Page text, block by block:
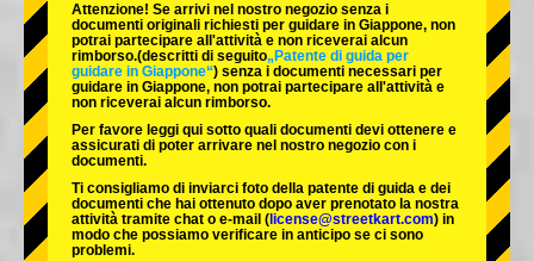
Okinawa
Attenzione! Se arrivi nel nostro negozio senza i
documenti originali richiesti per guidare in Giappone, non
potrai partecipare all'attività e non riceverai alcun
rimborso.(descritti di seguito„Patente di guida per
guidare in Giappone“) senza i documenti necessari per
guidare in Giappone, non potrai partecipare all'attività e
non riceverai alcun rimborso.
Per favore leggi qui sotto quali documenti devi ottenere e
assicurati di poter arrivare nel nostro negozio con i
documenti.
Ti consigliamo di inviarci foto della patente di guida e dei
documenti che hai ottenuto dopo aver prenotato la nostra
attività tramite chat o e-mail ( license@streetkart.com) in
modo che possiamo verificare in anticipo se ci sono
problemi.